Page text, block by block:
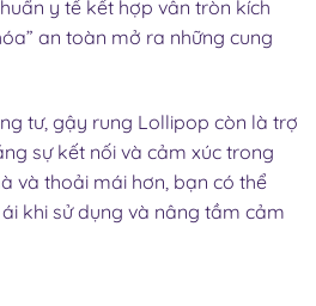
y tế kết hợp vân tròn kích
an toàn mở ra những cung
tư, gậy rung Lollipop còn là trợ
sự kết nối và cảm xúc trong
và thoải mái hơn, bạn có thể
ái khi sử dụng và nâng tầm cảm
CHẾ ĐỘ số lượng